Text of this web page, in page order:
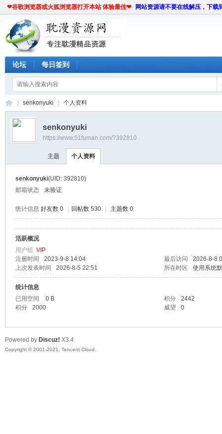
❤谷歌浏览器或火狐浏览器打开本站 体验最佳❤ 网站资源请不要在线解压，下载
论坛 每日签到
资
›
senkonyuki 个人资料
senkonyuki
https://www.51fuman.com/?392810
主题 个人资料
senkonyuki(UID: 392810)
邮箱状态
未验证
统计信息 好友数 0 回帖数 530 主题数 0
活跃概况
用户组 VIP
注册时间
2023-9-8 14:04 最后访问
2026-8-8
上次发表时间
2026-8-5 22:51 所在时区 使用系统
统计信息
已用空间
0 B 积分
2442
积分
2000 威望 0
Powered by Discuz! X3.4
Copyright © 2001-2021, Tencent Cloud.